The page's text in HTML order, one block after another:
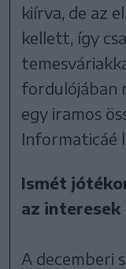
kiírva, de az
kellett, így
fordulójában
egy iramos
Informaticáé
Ismét
az interesek
A decemberi